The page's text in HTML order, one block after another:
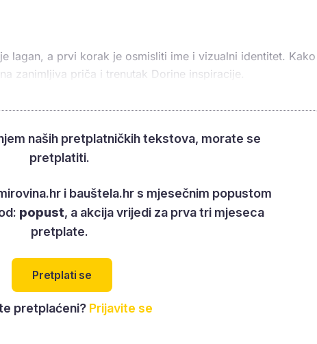
lagan, a prvi korak je osmisliti ime i vizualni identitet. Kako
zanimljiva priča i trenutak Dorine inspiracije.
naših pretplatničkih tekstova, morate se
pretplatiti.
i bauštela.hr s mjesečnim popustom
popust, a akcija vrijedi za prva tri mjeseca
pretplate.
Pretplati se
pretplaćeni? Prijavite se